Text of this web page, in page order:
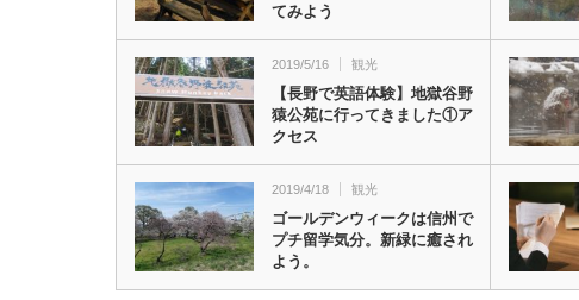
てみよう
2019/5/16 観光
【長野で英語体験】地獄谷野
猿公苑に行ってきました①ア
クセス
2019/4/18 観光
ゴールデンウィークは信州で
プチ留学気分。新緑に癒され
よう。